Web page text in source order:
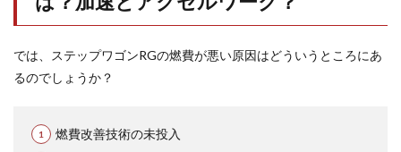
では、ステップワゴンRGの燃費が悪い原因はどういうところにあ
るのでしょうか？
燃費改善技術の未投入